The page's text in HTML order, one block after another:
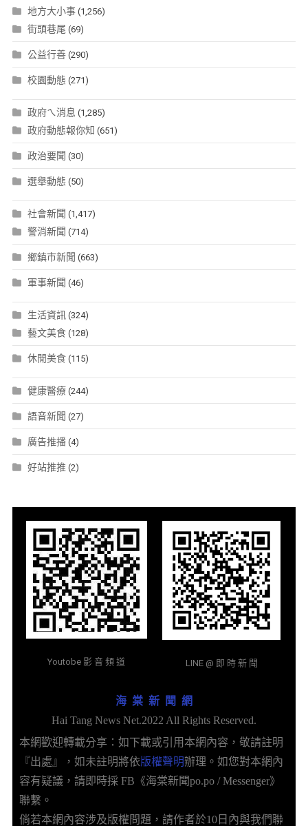
地方大小事(1,256)
街頭巷尾 (69)
公益行善(290)
校園動態 (271)
政府ㄟ消息 (1,285)
政府動態報你知 (651)
政治要聞 (30)
選舉動態 (50)
社會新聞 (1,417)
警消新聞 (714)
鄉鎮市新聞 (663)
軍事新聞 (46)
生活資訊(324)
藝文美食(128)
休閒美食(115)
健康醫療(244)
語音新聞 (27)
廣告推播(4)
好站推推 (2)
Youtobe 影 音 頻 道 LINE @ 即 時 新 聞
海 棠 新 聞 網
Hai Tang News Net.2022 All Rights Reserved.
本網歡迎轉載分享：如下載或引用本網內容，敬請註明
『出處』，如未註明將依版權聲明辦理。如您對本網內
容有疑議，請即時採 FB《海棠新聞po.po / Messenger》
聯繫。
倘若本網內容涉及版權問題，請作者於10日內與我們聯